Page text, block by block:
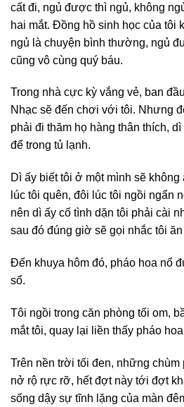
cất đi, ngủ được thì ngủ, không
hai mắt. Đồng hồ sinh học của tôi
ngủ là chuyện bình thường, ngủ
cũng vô cùng quý báu.
Trong nhà cực kỳ vắng vẻ, ban
Nhạc sẽ đến chơi với tôi. Nhưng
phải đi thăm họ hàng thân thích,
để trong tủ lạnh.
Dì ấy biết tôi ở một mình sẽ
lúc tôi quên, đôi lúc tôi ngồi ngẩn
nên dì ấy cố tình dặn tôi phải cài
sau đó đúng giờ sẽ gọi nhắc tôi
Đến khuya hôm đó, pháo hoa nổ
sổ.
Tôi ngồi trong căn phòng tối om,
mắt tôi, quay lại liền thấy pháo
Trên nền trời tối đen, những chùm
nở rộ rực rỡ, hết đợt này tới đợt
sống dậy sự tĩnh lặng của màn